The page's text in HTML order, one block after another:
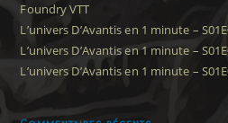
Foundry VTT
L’univers D’Avantis en 1 minute –
L’univers D’Avantis en 1 minute –
L’univers D’Avantis en 1 minute –